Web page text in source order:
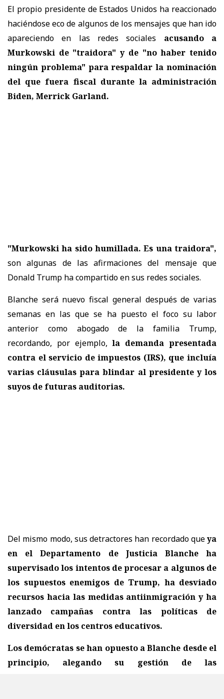
El propio presidente de Estados Unidos ha reaccionado
haciéndose eco de algunos de los mensajes que han ido
apareciendo en las redes sociales acusando a
Murkowski de "traidora" y de "no haber tenido
ningún problema" para respaldar la nominación
del que fuera fiscal durante la administración
Biden, Merrick Garland.
"Murkowski ha sido humillada. Es una traidora",
son algunas de las afirmaciones del mensaje que
Donald Trump ha compartido en sus redes sociales.
Blanche será nuevo fiscal general después de varias
semanas en las que se ha puesto el foco su labor
anterior como abogado de la familia Trump,
recordando, por ejemplo,la demanda presentada
contra el servicio de impuestos (IRS), que incluía
varias cláusulas para blindar al presidente y los
suyos de futuras auditorias.
Del mismo modo, sus detractores han recordado queya
en el Departamento de Justicia Blanche ha
supervisado los intentos de procesar a algunos de
los supuestos enemigos de Trump, ha desviado
recursos hacia las medidas antiinmigración y ha
lanzado campañas contra las políticas de
diversidad en los centros educativos.
Los demócratas se han opuesto a Blanche desde el
principio, alegando su gestión de las